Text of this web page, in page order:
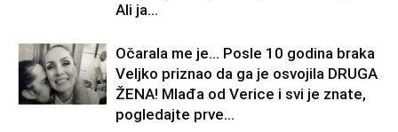
Ali ja...
Očarala me je… Posle 10 godina braka
Veljko priznao da ga je osvojila DRUGA
ŽENA! Mlađa od Verice i svi je znate,
pogledajte prve...